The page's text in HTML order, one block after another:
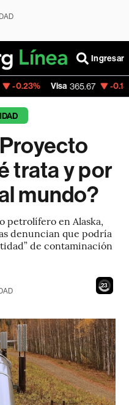
Ingresar
365.67 -0.13%
trata y por
mundo?
petrolífero en Alaska,
denuncian que podría
de contaminación
21